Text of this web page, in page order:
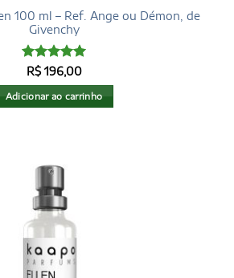
100 ml – Ref. Ange ou Démon, de
Givenchy
Avaliação
4.96de 5
R$196,00
Adicionar ao carrinho